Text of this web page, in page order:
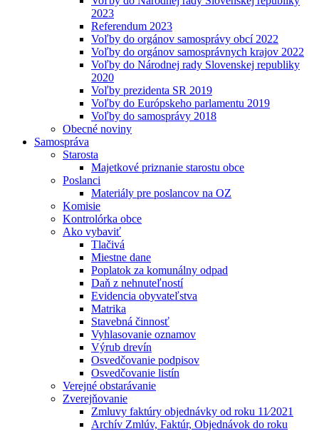
2023
Referendum 2023
Voľby do orgánov samosprávy obcí 2022
Voľby do orgánov samosprávnych krajov 2022
Voľby do Národnej rady Slovenskej republiky
2020
Voľby prezidenta SR 2019
Voľby do Európskeho parlamentu 2019
Voľby do samosprávy 2018
Obecné noviny
Samospráva
Starosta
Majetkové priznanie starostu obce
Poslanci
Materiály pre poslancov na OZ
Komisie
Kontrolórka obce
Ako vybaviť
Tlačivá
Miestne dane
Poplatok za komunálny odpad
Daň z nehnuteľností
Evidencia obyvateľstva
Matrika
Stavebná činnosť
Vyhlasovanie oznamov
Výrub drevín
Osvedčovanie podpisov
Osvedčovanie listín
Verejné obstarávanie
Zverejňovanie
Zmluvy faktúry objednávky od roku 11⁄2021
Archív Zmlúv, Faktúr, Objednávok do roku